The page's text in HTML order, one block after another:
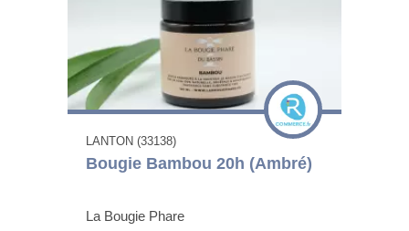
LANTON (33138)
Bougie Bambou 20h (Ambré)
La Bougie Phare